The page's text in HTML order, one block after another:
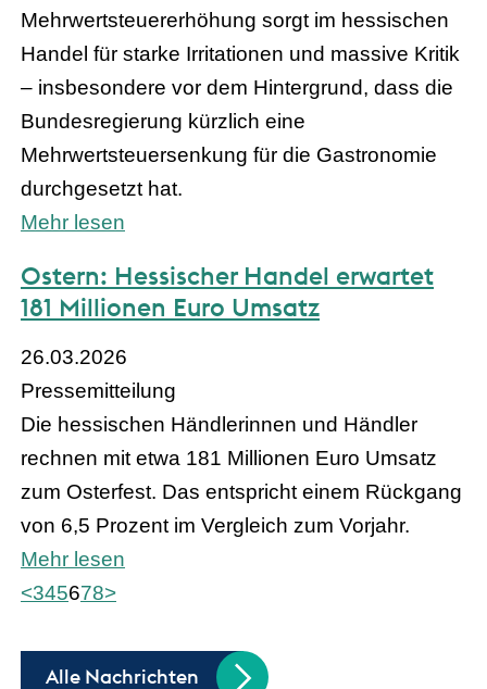
Mehrwertsteuererhöhung sorgt im hessischen
Handel für starke Irritationen und massive Kritik
– insbesondere vor dem Hintergrund, dass die
Bundesregierung kürzlich eine
Mehrwertsteuersenkung für die Gastronomie
durchgesetzt hat.
Mehr lesen
Ostern: Hessischer Handel erwartet
181 Millionen Euro Umsatz
26.03.2026
Pressemitteilung
Die hessischen Händlerinnen und Händler
rechnen mit etwa 181 Millionen Euro Umsatz
zum Osterfest. Das entspricht einem Rückgang
von 6,5 Prozent im Vergleich zum Vorjahr.
Mehr lesen
<345678>
Alle Nachrichten